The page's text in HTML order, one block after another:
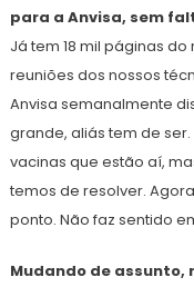
para a Anvisa, sem
Já tem 18 mil páginas
reuniões dos nossos
Anvisa semanalmente
grande, aliás tem de
vacinas que estão aí,
temos de resolver.
ponto. Não faz sentido
Mudando de